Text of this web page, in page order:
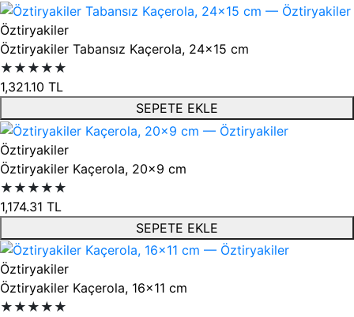
Öztiryakiler
Öztiryakiler Tabansız Kaçerola, 24x15 cm
★★★★★
1,321.10 TL
SEPETE EKLE
Öztiryakiler
Öztiryakiler Kaçerola, 20x9 cm
★★★★★
1,174.31 TL
SEPETE EKLE
Öztiryakiler
Öztiryakiler Kaçerola, 16x11 cm
★★★★★